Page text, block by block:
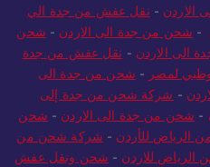
- نقل عفش من جدة الي
- شحن من جدة الى الاردن - شحن
الى الاردن - نقل عفش من جدة
لمصر - شحن من جدة الى
- شركة شحن من جدة إلى
- شحن من جدة الى الاردن - شحن
للأردن - شركة شحن من
الرياض للاردن - شحن ونقل عفش